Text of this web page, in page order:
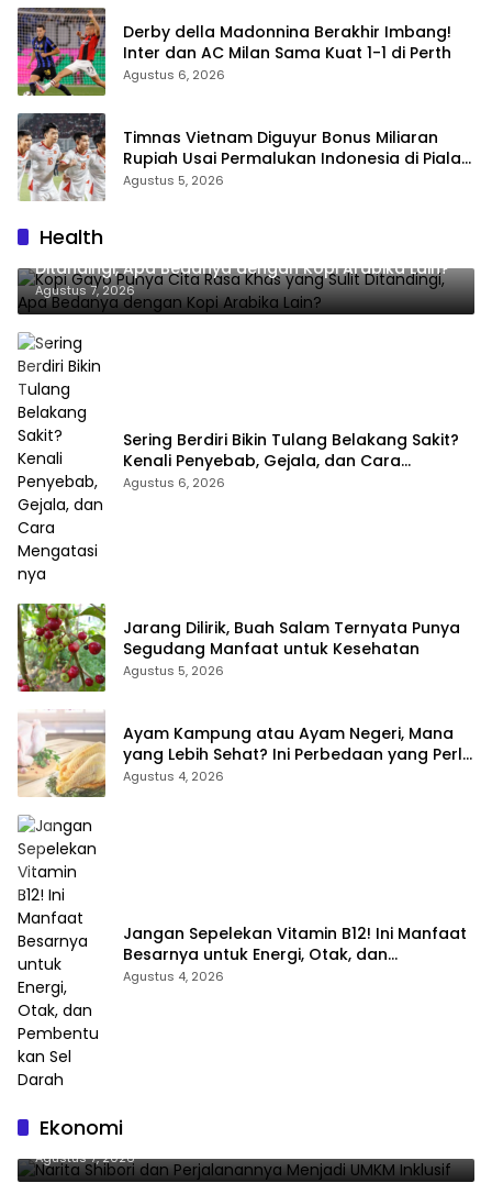
Derby della Madonnina Berakhir Imbang!
Inter dan AC Milan Sama Kuat 1-1 di Perth
Agustus 6, 2026
Timnas Vietnam Diguyur Bonus Miliaran
Rupiah Usai Permalukan Indonesia di Piala
AFF 2026
Agustus 5, 2026
Health
Kopi Gayo Punya Cita Rasa Khas yang Sulit
Ditandingi, Apa Bedanya dengan Kopi Arabika Lain?
Agustus 7, 2026
Sering Berdiri Bikin Tulang Belakang Sakit?
Kenali Penyebab, Gejala, dan Cara
Mengatasinya
Agustus 6, 2026
Jarang Dilirik, Buah Salam Ternyata Punya
Segudang Manfaat untuk Kesehatan
Agustus 5, 2026
Ayam Kampung atau Ayam Negeri, Mana
yang Lebih Sehat? Ini Perbedaan yang Perlu
Anda Ketahui
Agustus 4, 2026
Jangan Sepelekan Vitamin B12! Ini Manfaat
Besarnya untuk Energi, Otak, dan
Pembentukan Sel Darah
Agustus 4, 2026
Ekonomi
Narita Shibori dan Perjalanannya Menjadi UMKM
Inklusif
Agustus 7, 2026